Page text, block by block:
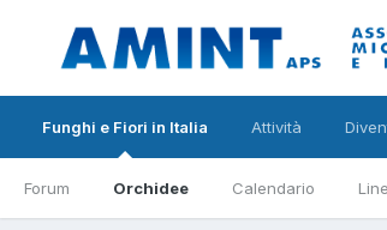
Funghi e Fiori in Italia
Forum Orchidee Calendario
Attività